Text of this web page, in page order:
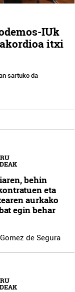
IUk
itxi
sartuko da
behin
eta
aurkako
egin behar
de Segura